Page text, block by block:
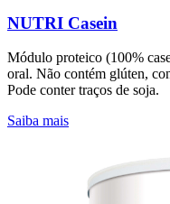
NUTRI Casein
Módulo proteico (100%
oral. Não contém glúten,
Pode conter traços de soja.
Saiba mais